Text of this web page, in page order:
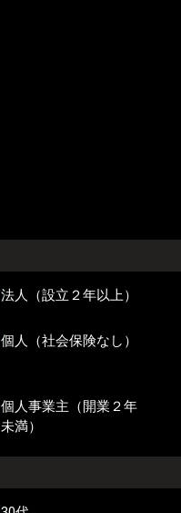
法人（設立２年以上）
個人（社会保険なし）
個人事業主（開業２年
未満）